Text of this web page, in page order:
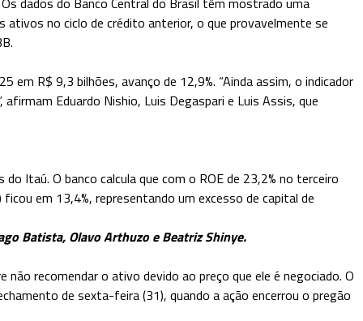
ativos no ciclo de crédito anterior, o que provavelmente se
R$ 9,3 bilhões, avanço de 12,9%. “Ainda assim, o indicador
Eduardo Nishio, Luis Degaspari e Luis Assis, que
Itaú. O banco calcula que com o ROE de 23,2% no terceiro
em 13,4%, representando um excesso de capital de
Batista, Olavo Arthuzo e Beatriz Shinye.
recomendar o ativo devido ao preço que ele é negociado. O
de sexta-feira (31), quando a ação encerrou o pregão